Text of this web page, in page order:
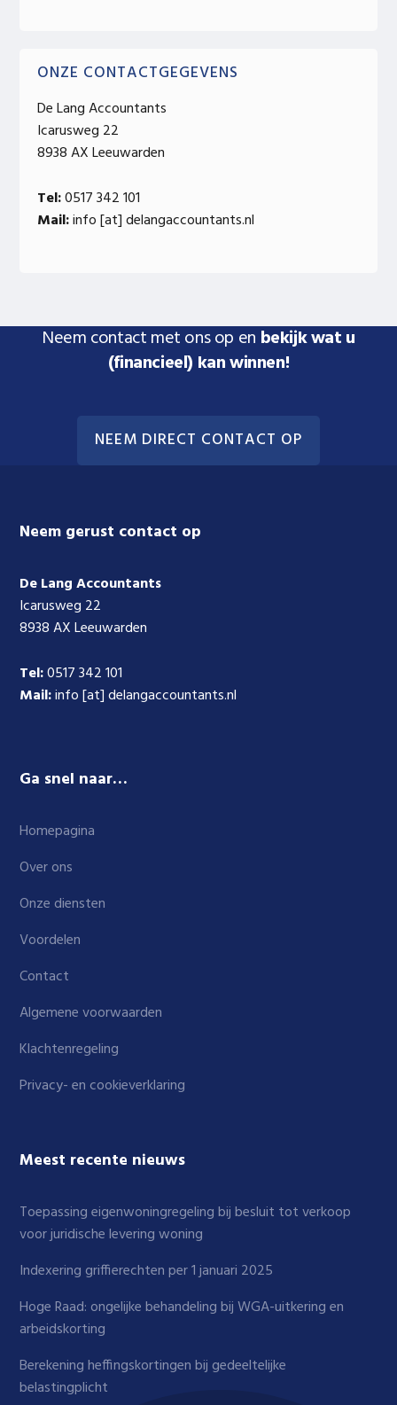
ONZE CONTACTGEGEVENS
De Lang Accountants
Icarusweg 22
8938 AX Leeuwarden
Tel:0517 342 101
Mail:info [at] delangaccountants.nl
Neem contact met ons op en bekijk wat u
(financieel) kan winnen!
NEEM DIRECT CONTACT OP
Footer
Neem gerust contact op
De Lang Accountants
Icarusweg 22
8938 AX Leeuwarden
Tel:0517 342 101
Mail:info [at] delangaccountants.nl
Ga snel naar…
Homepagina
Over ons
Onze diensten
Voordelen
Contact
Algemene voorwaarden
Klachtenregeling
Privacy- en cookieverklaring
Meest recente nieuws
Toepassing eigenwoningregeling bij besluit tot verkoop
voor juridische levering woning
Indexering griffierechten per 1 januari 2025
Hoge Raad: ongelijke behandeling bij WGA-uitkering en
arbeidskorting
Berekening heffingskortingen bij gedeeltelijke
belastingplicht